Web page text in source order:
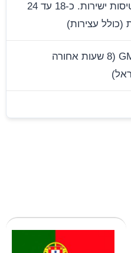
אין טיסות ישירות. כ-18 עד 24
(כולל עצירות)
GMT-6 (8 שעות אחורה